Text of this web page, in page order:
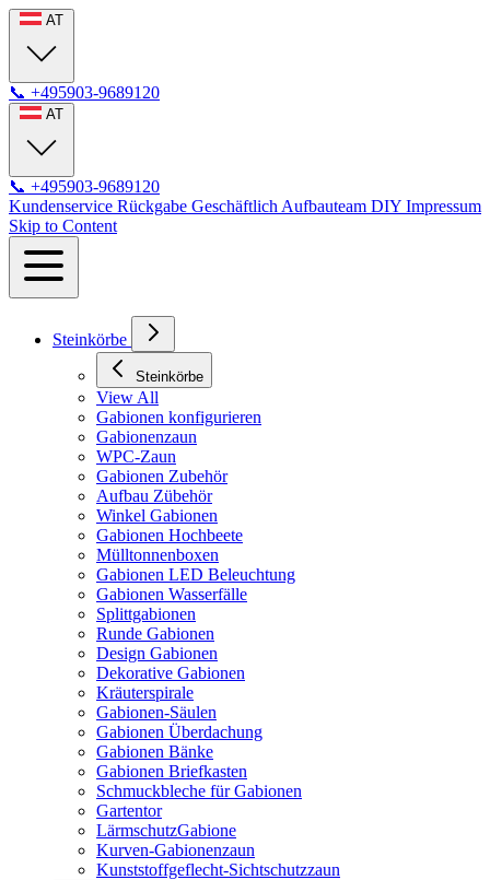
AT
📞 +495903-9689120
AT
📞 +495903-9689120
Kundenservice Rückgabe Geschäftlich Aufbauteam DIY Impressum
Skip to Content
Steinkörbe
Steinkörbe
View All
Gabionen konfigurieren
Gabionenzaun
WPC-Zaun
Gabionen Zubehör
Aufbau Zübehör
Winkel Gabionen
Gabionen Hochbeete
Mülltonnenboxen
Gabionen LED Beleuchtung
Gabionen Wasserfälle
Splittgabionen
Runde Gabionen
Design Gabionen
Dekorative Gabionen
Kräuterspirale
Gabionen-Säulen
Gabionen Überdachung
Gabionen Bänke
Gabionen Briefkasten
Schmuckbleche für Gabionen
Gartentor
LärmschutzGabione
Kurven-Gabionenzaun
Kunststoffgeflecht-Sichtschutzzaun